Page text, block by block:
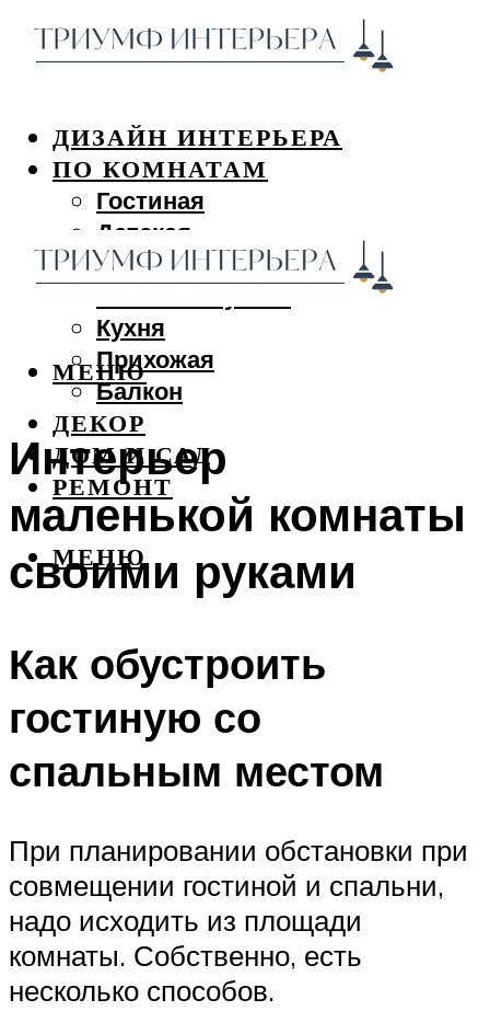
ДИЗАЙН ИНТЕРЬЕРА
ПО КОМНАТАМ
Гостиная
Детская
Спальня
Кухня
Прихожая
Балкон
ДЕКОР
ДОМ И САД
РЕМОНТ
МЕНЮ
МЕНЮ
Интерьер
маленькой комнаты
своими руками
Как обустроить
гостиную со
спальным местом
При планировании обстановки при
совмещении гостиной и спальни,
надо исходить из площади
комнаты. Собственно, есть
несколько способов.